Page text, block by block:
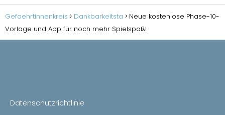
Gefaehrtinnenkreis Dankbarkeitsta
Neue kostenlose Phase-10-
Vorlage und App für noch mehr Spielspaß!
Datenschutzrichtlinie